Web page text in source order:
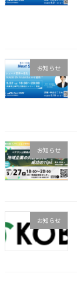
お知らせ
お知らせ
お知らせ